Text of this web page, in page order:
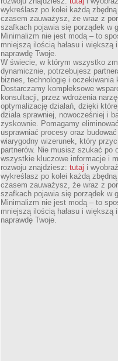
wykreślasz po kolei każdą
czasem zauważysz, że wraz z
szafkach pojawia się porządek w
Minimalizm nie jest modą – to
mniejszą ilością hałasu i większą
naprawdę Twoje.
W świecie, w którym wszystko
dynamicznie, potrzebujesz
biznes, technologię i oczekiwania
Dostarczamy kompleksowe
konsultacji, przez wdrożenia
optymalizację działań, dzięki
działa sprawniej, nowocześniej i
zyskownie. Pomagamy
usprawniać procesy oraz
wiarygodny wizerunek, który
partnerów. Nie musisz szukać po
wszystkie kluczowe informacje i
rozwoju znajdziesz: tutaj i
wykreślasz po kolei każdą
czasem zauważysz, że wraz z
szafkach pojawia się porządek w
Minimalizm nie jest modą – to
mniejszą ilością hałasu i większą
naprawdę Twoje.